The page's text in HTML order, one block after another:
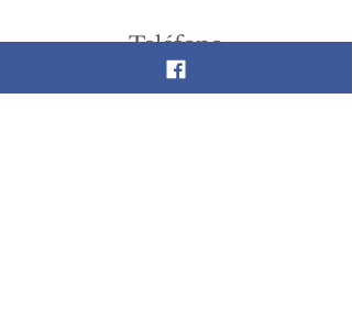
Teléfono
55 26 89 13 14